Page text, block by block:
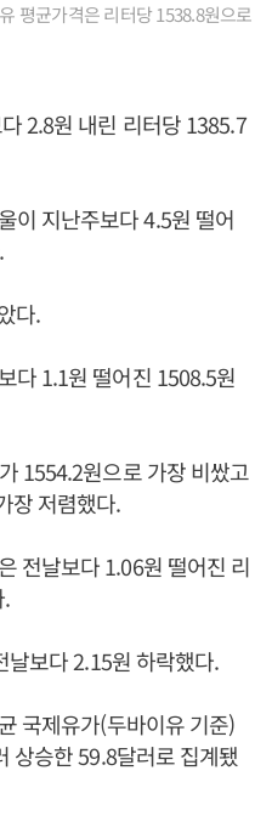
평균가격은 리터당 1538.8원으로
2.8원 내린 리터당 1385.7
이 지난주보다 4.5원 떨어
다.
다 1.1원 떨어진 1508.5원
1554.2원으로 가장 비쌌고
장 저렴했다.
전날보다 1.06원 떨어진 리
보다 2.15원 하락했다.
국제유가(두바이유 기준)
상승한 59.8달러로 집계됐